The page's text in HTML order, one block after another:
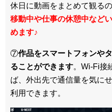
休日に動画をまとめて観る
移動中や仕事の休憩中など
めます♪
⑦作品をスマートフォンや
ることができます。Wi-Fi接
ば、外出先で通信量を気に
利用できます。